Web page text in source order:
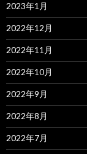
2023年1月
2022年12月
2022年11月
2022年10月
2022年9月
2022年8月
2022年7月